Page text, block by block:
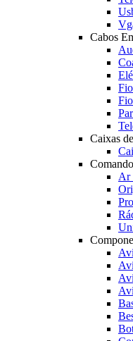
Cabos
Caixas
Ar